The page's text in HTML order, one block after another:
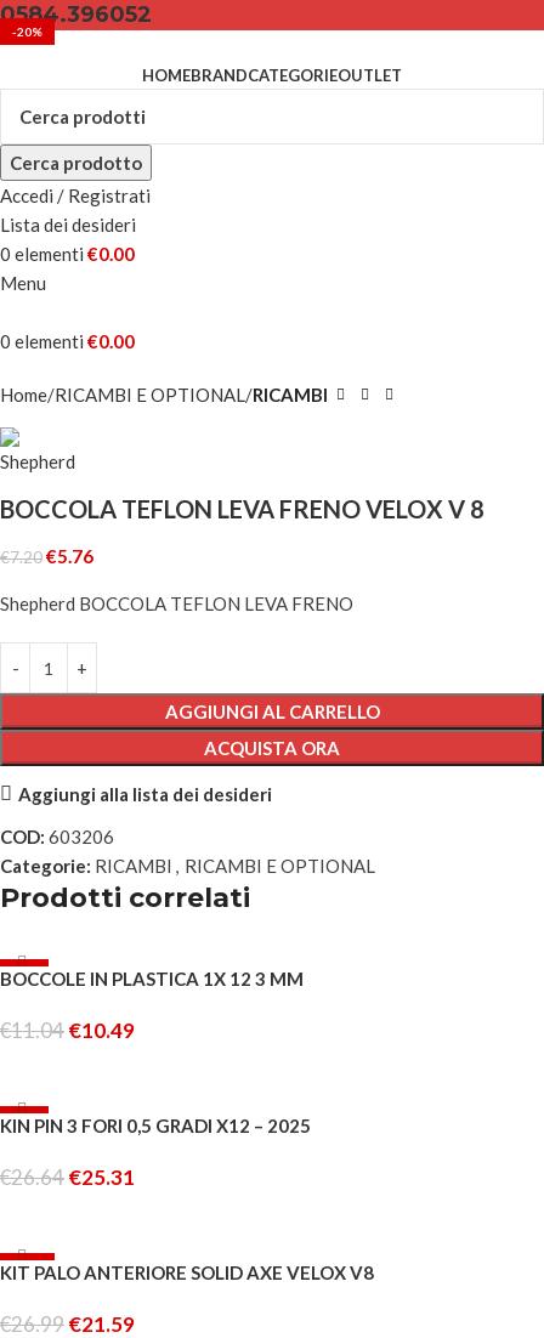
0584.396052
HOMEBRANDCATEGORIEOUTLET
Cerca prodotto
Accedi / Registrati
Lista dei desideri
0 elementi €0.00
Menu
0 elementi €0.00
-20%
Home RICAMBI E OPTIONAL RICAMBI
BOCCOLA TEFLON LEVA FRENO VELOX V 8
€7.20€5.76
Shepherd BOCCOLA TEFLON LEVA FRENO
AGGIUNGI AL CARRELLO
ACQUISTA ORA
Aggiungi alla lista dei desideri
COD: 603206
Categorie: RICAMBI , RICAMBI E OPTIONAL
Prodotti correlati
-5%
BOCCOLE IN PLASTICA 1X 12 3 MM
€11.04€10.49
-5%
KIN PIN 3 FORI 0,5 GRADI X12 – 2025
€26.64€25.31
-20%
KIT PALO ANTERIORE SOLID AXE VELOX V8
€26.99€21.59